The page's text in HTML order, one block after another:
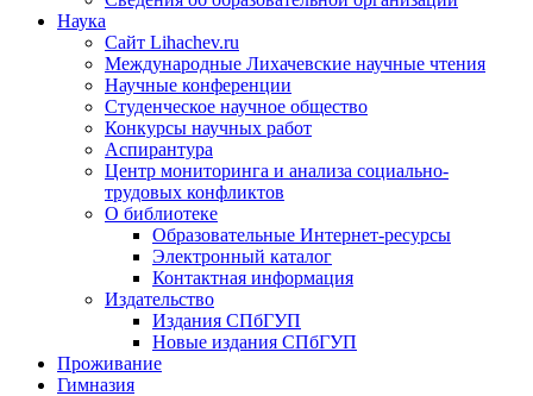
Наука
Сайт Lihachev.ru
Международные Лихачевские научные чтения
Научные конференции
Студенческое научное общество
Конкурсы научных работ
Аспирантура
Центр мониторинга и анализа социально-
трудовых конфликтов
О библиотеке
Образовательные Интернет-ресурсы
Электронный каталог
Контактная информация
Издательство
Издания СПбГУП
Новые издания СПбГУП
Проживание
Гимназия